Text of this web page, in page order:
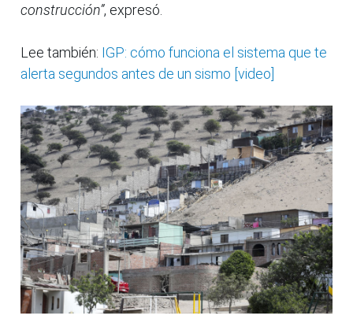
construcción”, expresó.
Lee también: IGP: cómo funciona el sistema que te
alerta segundos antes de un sismo [video]